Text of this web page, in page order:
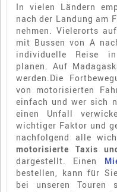
In vielen Ländern
nach der Landung am
nehmen. Vielerorts
mit Bussen von A
individuelle Reise
planen. Auf
werden.Die
von motorisierten
einfach und wer sich
einen Unfall
wichtiger Faktor und
nachfolgend alle
motorisierte Taxis
dargestellt. Einen
bestellen, kann für
bei unseren Touren